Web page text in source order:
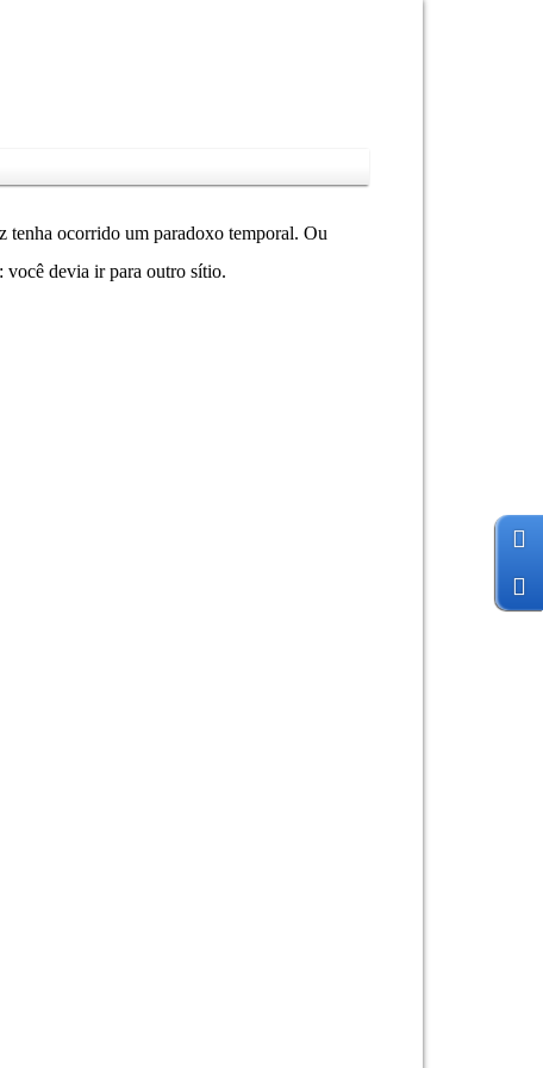
tenha ocorrido um paradoxo temporal. Ou
você devia ir para outro sítio.